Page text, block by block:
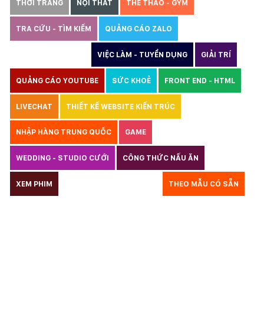
THỜI TRANG NỘI THẤT THỂ THAO - GYM
TRA CỨU - TÌM KIẾM QUẢNG CÁO ZALO
VIỆC LÀM - TUYỂN DỤNG GIẢI TRÍ
QUẢNG CÁO YOUTUBE SỨC KHOẺ FRONT END - HTML
LIVECHAT THIẾT KẾ WEBSITE KIẾN TRÚC
NHẬP HÀNG TRUNG QUỐC GAME
WEDDING - STUDIO CƯỚI CÔNG THỨC NẤU ĂN
XEM PHIM THEO MẪU CÓ SẴN